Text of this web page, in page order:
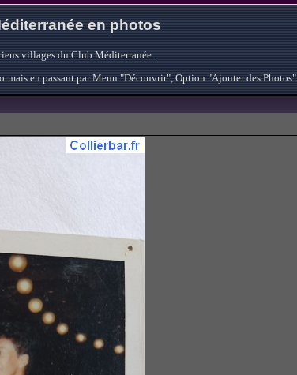
en photos
villages du Club Méditerranée.
en passant par Menu "Découvrir", Option "Ajouter des Photos"